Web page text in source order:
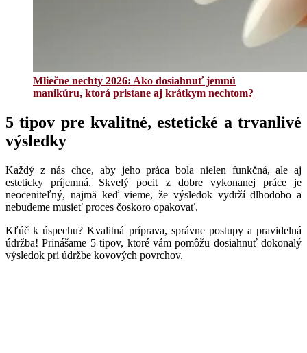
Mliečne nechty 2026: Ako dosiahnuť jemnú
manikúru, ktorá pristane aj krátkym nechtom?
5 tipov pre kvalitné, estetické a trvanlivé
výsledky
Každý z nás chce, aby jeho práca bola nielen funkčná, ale aj
esteticky príjemná. Skvelý pocit z dobre vykonanej práce je
neoceniteľný, najmä keď vieme, že výsledok vydrží dlhodobo a
nebudeme musieť proces čoskoro opakovať.
Kľúč k úspechu? Kvalitná príprava, správne postupy a pravidelná
údržba! Prinášame 5 tipov, ktoré vám pomôžu dosiahnuť dokonalý
výsledok pri údržbe kovových povrchov.